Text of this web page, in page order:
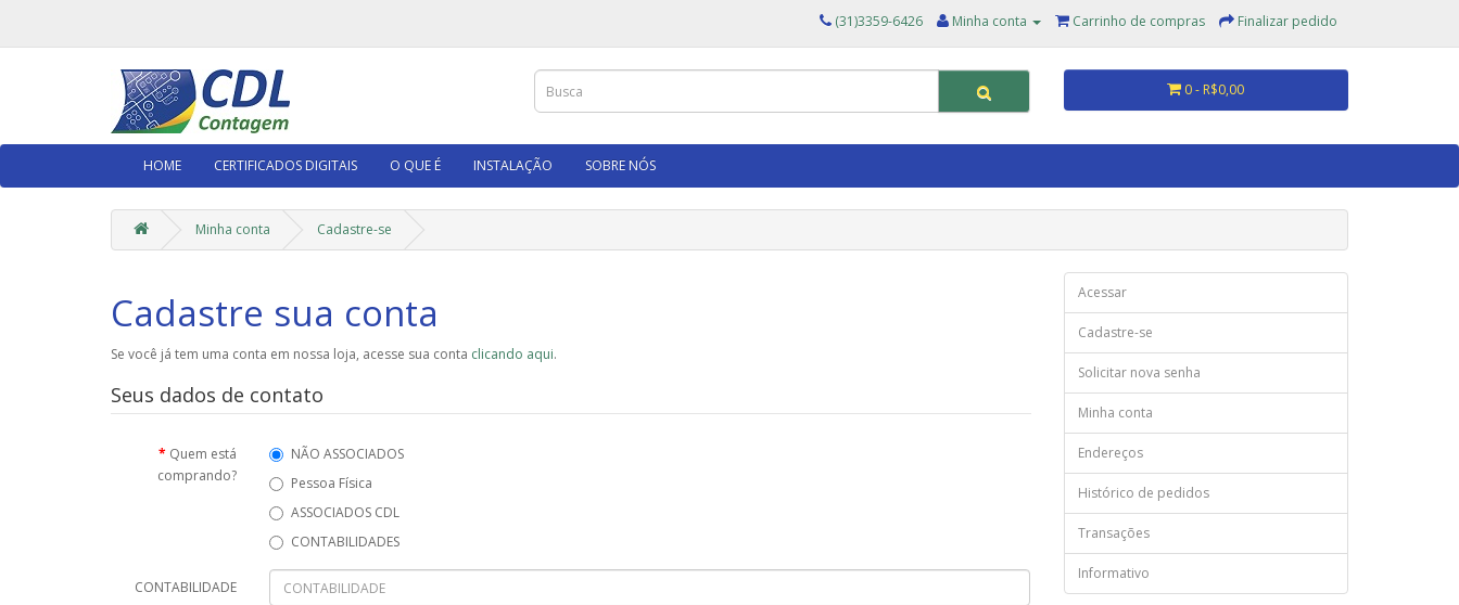
(31)3359-6426 Minha conta Carrinho de compras Finalizar pedido
0 - R$0,00
HOME CERTIFICADOS DIGITAIS O QUE É INSTALAÇÃO SOBRE NÓS
Minha conta Cadastre-se
Cadastre sua conta
Se você já tem uma conta em nossa loja, acesse sua conta clicando aqui.
Seus dados de contato
Quem está
comprando?
NÃO ASSOCIADOS
Pessoa Física
ASSOCIADOS CDL
CONTABILIDADES
CONTABILIDADE
Acessar
Cadastre-se
Solicitar nova senha
Minha conta
Endereços
Histórico de pedidos
Transações
Informativo